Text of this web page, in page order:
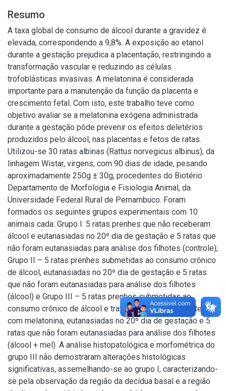
Resumo
A taxa global de consumo de álcool durante a gravidez é
elevada, correspondendo a 9,8%. A exposição ao etanol
durante a gestação prejudica a placentação, restringindo a
transformação vascular e reduzindo as células
trofoblásticas invasivas. A melatonina é considerada
importante para a manutenção da função da placenta e
crescimento fetal. Com isto, este trabalho teve como
objetivo avaliar se a melatonina exógena administrada
durante a gestação pôde prevenir os efeitos deletérios
produzidos pelo álcool, nas placentas e fetos de ratas.
Utilizou-se 30 ratas albinas (Rattus norvegicus albinus), da
linhagem Wistar, virgens, com 90 dias de idade, pesando
aproximadamente 250g ± 30g, procedentes do Biotério
Departamento de Morfologia e Fisiologia Animal, da
Universidade Federal Rural de Pernambuco. Foram
formados os seguintes grupos experimentais com 10
animais cada: Grupo I: 5 ratas prenhes que não receberam
álcool e eutanasiadas no 20º dia de gestação e 5 ratas que
não foram eutanasiadas para análise dos filhotes (controle);
Grupo II – 5 ratas prenhes submetidas ao consumo crônico
de álcool, eutanasiadas no 20º dia de gestação e 5 ratas
que não foram eutanasiadas para análise dos filhotes
(álcool) e Grupo III – 5 ratas prenhes submetidas ao
consumo crônico de álcool e tratadas simultaneamente
com melatonina, eutanasiadas no 20º dia de gestação e 5
ratas que não foram eutanasiadas para análise dos filhotes
(álcool + mel). A análise histopatológica e morfométrica do
grupo III não demostraram alterações histológicas
significativas, assemelhando-se ao grupo I, caracterizando-
se pela observação da região da decídua basal e a região